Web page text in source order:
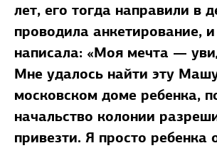
лет, его тогда направили в
проводила анкетирование,
написала: «Моя мечта —
Мне удалось найти эту
московском доме ребенка,
начальство колонии
привезти. Я просто ребенка